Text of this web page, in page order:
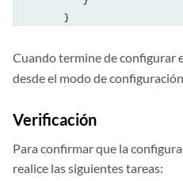
        }
        interface ge-0/0/0.0 {
                203.0.113.200/32;
        }
    }
Cuando termine de configurar
desde el modo de
Verificación
Para confirmar que la
realice las siguientes tareas: